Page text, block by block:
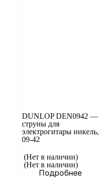
DUNLOP DEN0942 —
струны для
электрогитары никель,
09-42
(Нет в наличии)
(Нет в наличии)
Подробнее